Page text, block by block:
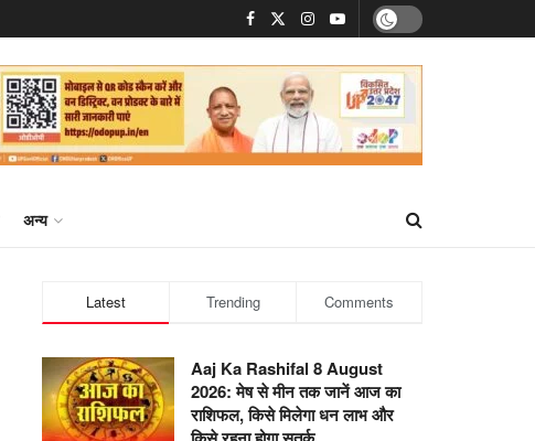
अन्य
Latest Trending Comments
Aaj Ka Rashifal 8 August
2026: मेष से मीन तक जानें आज का
राशिफल, किसे मिलेगा धन लाभ और